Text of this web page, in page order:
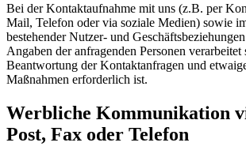
Bei der Kontaktaufnahme mit uns (z.B. per
Mail, Telefon oder via soziale Medien) sowie
bestehender Nutzer- und
Angaben der anfragenden Personen
Beantwortung der Kontaktanfragen und
Maßnahmen erforderlich ist.
Werbliche Kommunikation
Post, Fax oder Telefon